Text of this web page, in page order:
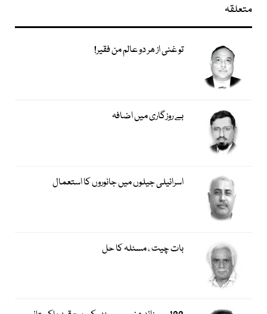
متعلقہ
تو غنی از ھر دو عالم من فقیر!
بے روزگاری میں اضافہ
اسرائیلی جیلوں میں جانوروں کا استعمال
بات چیت ، مسئلہ کا حل